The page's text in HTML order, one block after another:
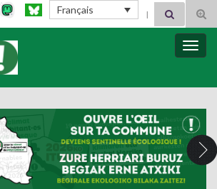
Français Search for: